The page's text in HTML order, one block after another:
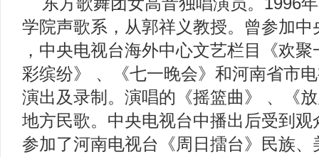
学院声歌系，从郭祥义教授。曾参加
，中央电视台海外中心文艺栏目《欢
彩缤纷》 、《七一晚会》和河南省市
演出及录制。演唱的《摇篮曲》 、《
地方民歌。中央电视台中播出后受到
参加了河南电视台《周日擂台》民族